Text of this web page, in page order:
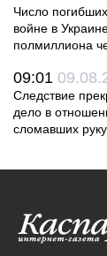
Число
войне в
полмиллиона
09:01
Следствие
дело в
сломавших